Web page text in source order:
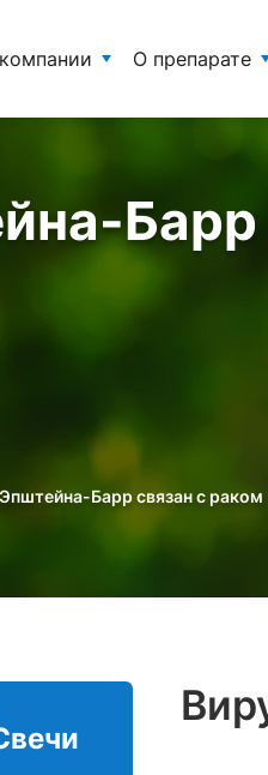
О препарате
Барр
Барр связан с раком